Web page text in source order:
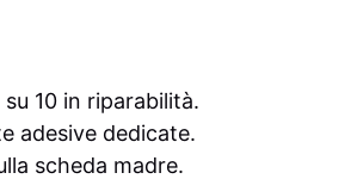
10 in riparabilità.
adesive dedicate.
scheda madre.